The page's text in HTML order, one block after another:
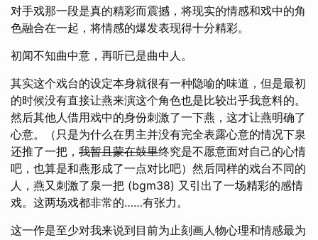
对手戏那一段是真的精彩而震撼，将现实的情感和戏中的角
色融合在一起，将情感的爆发表现得十分精彩。
初闻不知曲中意，再听已是曲中人。
其实这个戏台的设定本身就很有一种隐喻的味道，但是最初
的时候没有直接让燕来演这个角色也是比较出乎我意料的。
然后其他人借用戏中的身份刺激了一下燕，这才让燕明确了
心意。（只是为什么在男主并没有完全表露心意的情况下泉
还推了一把， 我暂且蒙在鼓里终究是不愿意面对自己的心情
吧，也算是和燕形成了一点对比吧）然后同样的戏台不同的
人，燕又刺激了泉一把 (bgm38) 又引出了一场精彩的感情
戏。这两场戏都非常的……有张力。
这一作是至少对我来说到目前为止刻画人物心理和情感最为